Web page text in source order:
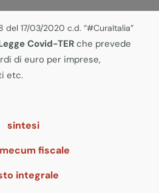
del 17/03/2020 c.d. “#CuraItalia”
Covid-TERche prevede
di euro per imprese,
etc.
sintesi
fiscale
integrale